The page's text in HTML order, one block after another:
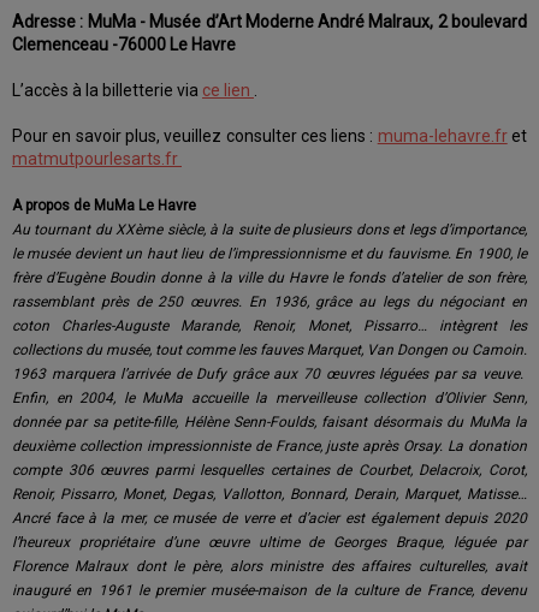
Adresse : MuMa - Musée d’Art Moderne André Malraux, 2 boulevard
Clemenceau -76000 Le Havre
L’accès à la billetterie via ce lien .
Pour en savoir plus, veuillez consulter ces liens : muma-lehavre.fret
matmutpourlesarts.fr
A propos de MuMa Le Havre
Au tournant du XXème siècle, à la suite de plusieurs dons et legs d’importance,
le musée devient un haut lieu de l’impressionnisme et du fauvisme. En 1900, le
frère d’Eugène Boudin donne à la ville du Havre le fonds d’atelier de son frère,
rassemblant près de 250 œuvres. En 1936, grâce au legs du négociant en
coton Charles-Auguste Marande, Renoir, Monet, Pissarro… intègrent les
collections du musée, tout comme les fauves Marquet, Van Dongen ou Camoin.
1963 marquera l’arrivée de Dufy grâce aux 70 œuvres léguées par sa veuve.
Enfin, en 2004, le MuMa accueille la merveilleuse collection d’Olivier Senn,
donnée par sa petite-fille, Hélène Senn-Foulds, faisant désormais du MuMa la
deuxième collection impressionniste de France, juste après Orsay. La donation
compte 306 œuvres parmi lesquelles certaines de Courbet, Delacroix, Corot,
Renoir, Pissarro, Monet, Degas, Vallotton, Bonnard, Derain, Marquet, Matisse…
Ancré face à la mer, ce musée de verre et d’acier est également depuis 2020
l’heureux propriétaire d’une œuvre ultime de Georges Braque, léguée par
Florence Malraux dont le père, alors ministre des affaires culturelles, avait
inauguré en 1961 le premier musée-maison de la culture de France, devenu